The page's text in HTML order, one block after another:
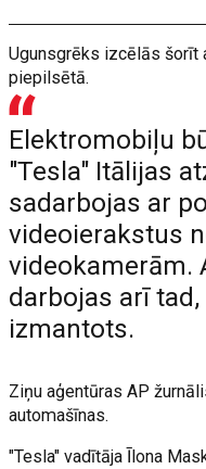
Ugunsgrēks izcēlās šorīt
piepilsētā.
Elektromobiļu
"Tesla" Itālijas
sadarbojas ar
videoierakstus
videokamerām.
darbojas arī
izmantots.
Ziņu aģentūras AP
automašīnas.
"Tesla" vadītāja Īlona